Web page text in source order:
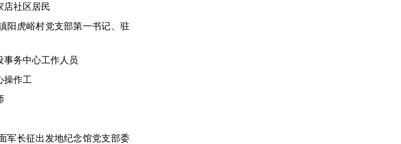
店社区居民
阳虎峪村党支部第一书记、驻
事务中心工作人员
操作工
军长征出发地纪念馆党支部委